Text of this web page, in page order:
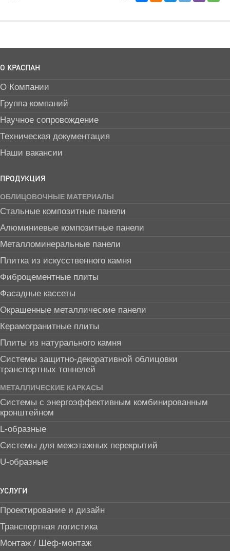
О КРАСПАН
О Компании
Группа компаний
Научное сопровождение
Техническая документация
Наши вакансии
ПРОДУКЦИЯ
ОБЛИЦОВОЧНЫЕ МАТЕРИАЛЫ
Стальные композитные панели
Алюминиевые композитные панели
Металломинеральные панели
Плитка из искусственного камня
Фиброцементные плиты
Фасадные кассеты
Окрашенные металлические панели
Керамогранитные плиты
Плиты из натурального камня
Системы защитно-декоративной облицовки
транспортных тоннелей
МЕТАЛЛИЧЕСКИЕ КАРКАСЫ
Системы с энергоэффективным комбинированным
кронштейном
L-образные
Системы для межэтажных перекрытий
U-образные
УСЛУГИ
Проектирование и дизайн
Транспортная логистика
Монтаж / Шеф-монтаж